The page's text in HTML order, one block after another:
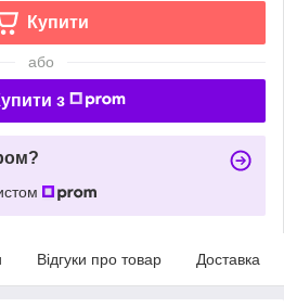
Купити
або
з
Відгуки про товар Доставка